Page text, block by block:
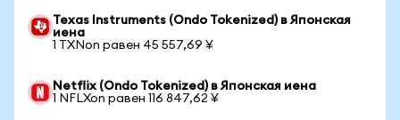
Texas Instruments (Ondo Tokenized) в Японская
иена
1 TXNon равен 45 557,69 ¥
Netflix (Ondo Tokenized) в Японская иена
1 NFLXon равен 116 847,62 ¥